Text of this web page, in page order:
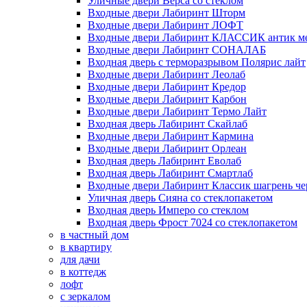
Входные двери Лабиринт Шторм
Входные двери Лабиринт ЛОФТ
Входные двери Лабиринт КЛАССИК антик
Входные двери Лабиринт СОНАЛАБ
Входная дверь с терморазрывом Полярис лайт
Входные двери Лабиринт Леолаб
Входные двери Лабиринт Кредор
Входные двери Лабиринт Карбон
Входные двери Лабиринт Термо Лайт
Входная дверь Лабиринт Скайлаб
Входные двери Лабиринт Кармина
Входные двери Лабиринт Орлеан
Входная дверь Лабиринт Еволаб
Входная дверь Лабиринт Смартлаб
Входные двери Лабиринт Классик шагрень
Уличная дверь Сияна со стеклопакетом
Входная дверь Имперо со стеклом
Входная дверь Фрост 7024 со стеклопакетом
в частный дом
в квартиру
для дачи
в коттедж
лофт
с зеркалом